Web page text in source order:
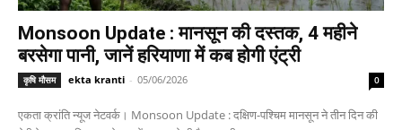
Monsoon Update : मानसून की दस्तक, 4 महीने
बरसेगा पानी, जानें हरियाणा में कब होगी एंट्री
कृषि मौसम ekta kranti - 05/06/2026 0
एकता क्रांति न्यूज नेटवर्क। Monsoon Update : दक्षिण-पश्चिम मानसून ने तीन दिन की